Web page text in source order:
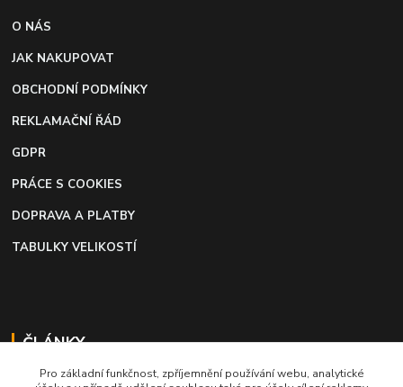
O NÁS
JAK NAKUPOVAT
OBCHODNÍ PODMÍNKY
REKLAMAČNÍ ŘÁD
GDPR
PRÁCE S COOKIES
DOPRAVA A PLATBY
TABULKY VELIKOSTÍ
ČLÁNKY
Profi lepidlo na boty a kůži
Pro základní funkčnost, zpříjemnění používání webu, analytické